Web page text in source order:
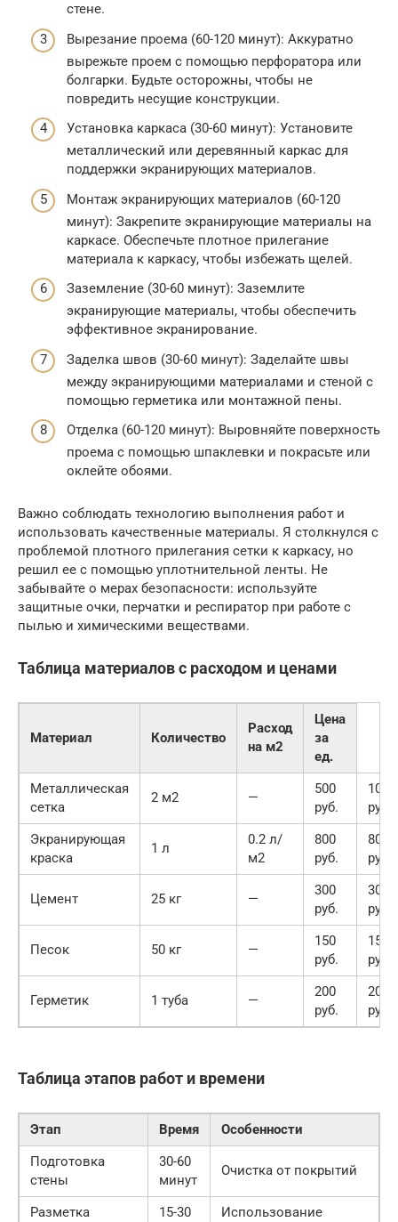
стене.
Вырезание проема (60-120 минут): Аккуратно
вырежьте проем с помощью перфоратора или
болгарки. Будьте осторожны, чтобы не
повредить несущие конструкции.
Установка каркаса (30-60 минут): Установите
металлический или деревянный каркас для
поддержки экранирующих материалов.
Монтаж экранирующих материалов (60-120
минут): Закрепите экранирующие материалы на
каркасе. Обеспечьте плотное прилегание
материала к каркасу, чтобы избежать щелей.
Заземление (30-60 минут): Заземлите
экранирующие материалы, чтобы обеспечить
эффективное экранирование.
Заделка швов (30-60 минут): Заделайте швы
между экранирующими материалами и стеной с
помощью герметика или монтажной пены.
Отделка (60-120 минут): Выровняйте поверхность
проема с помощью шпаклевки и покрасьте или
оклейте обоями.
Важно соблюдать технологию выполнения работ и
использовать качественные материалы. Я столкнулся с
проблемой плотного прилегания сетки к каркасу, но
решил ее с помощью уплотнительной ленты. Не
забывайте о мерах безопасности: используйте
защитные очки, перчатки и респиратор при работе с
пылью и химическими веществами.
Таблица материалов с расходом и ценами
Материал Количество
Расход
на м2
Цена
за
ед.
Металлическая
сетка
2 м2 —
500
руб.
1000
руб.
Экранирующая
краска
1 л
0.2 л/
м2
800
руб.
800
руб.
Цемент 25 кг —
300
руб.
300
руб.
Песок 50 кг —
150
руб.
150
руб.
Герметик 1 туба —
200
руб.
200
руб.
Таблица этапов работ и времени
Этап Время
Особенности
Подготовка
стены
30-60
минут
Очистка от покрытий
Разметка
15-30
Использование